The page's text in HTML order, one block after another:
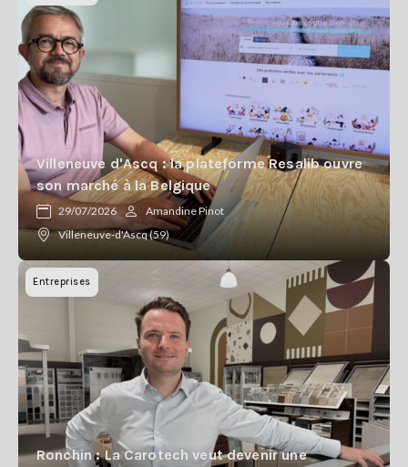
Villeneuve d'Ascq : la plateforme Resalib ouvre
son marché à la Belgique
29/07/2026
Amandine Pinot
Villeneuve-d'Ascq (59)
Entreprises
Ronchin : La Carotech veut devenir une